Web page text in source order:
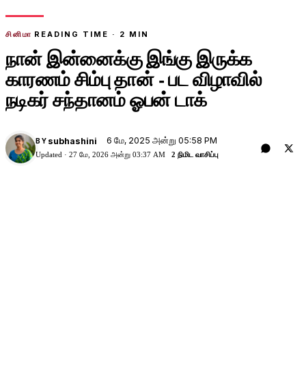
சினிமா READING TIME · 2 MIN
நான் இன்னைக்கு இங்கு இருக்க
காரணம் சிம்பு தான் - பட விழாவில்
நடிகர் சந்தானம் ஓபன் டாக்
BY subhashini 6 மே, 2025 அன்று 05:58 PM
Updated · 27 மே, 2026 அன்று 03:37 AM 2 நிமிட வாசிப்பு